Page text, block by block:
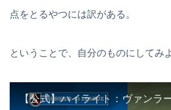
点をとるやつには訳がある。
ということで、自分のものにしてみ